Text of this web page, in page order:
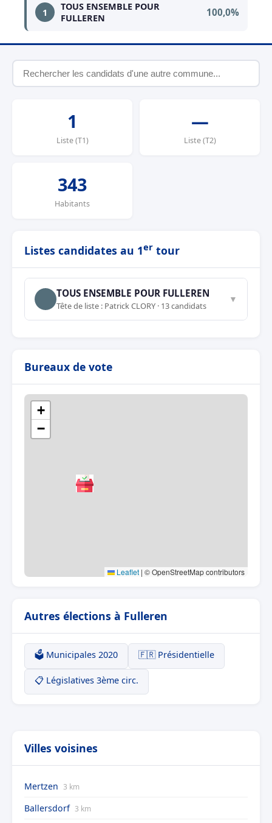
1
TOUS ENSEMBLE POUR
FULLEREN
100,0%
1
Liste (T1)
—
Liste (T2)
343
Habitants
Listes candidates au 1er tour
TOUS ENSEMBLE POUR FULLEREN
Tête de liste : Patrick CLORY · 13 candidats
▼
Bureaux de vote
+
−
Leaflet | © OpenStreetMap contributors
Autres élections à Fulleren
🗳️ Municipales 2020 🇫🇷 Présidentielle
📋 Législatives 3ème circ.
Villes voisines
Mertzen 3 km
Ballersdorf 3 km